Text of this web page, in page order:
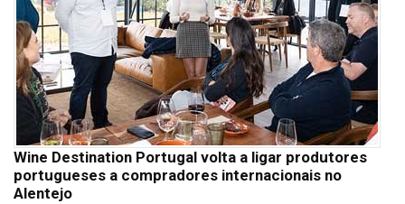
Wine Destination Portugal volta a ligar produtores
portugueses a compradores internacionais no
Alentejo